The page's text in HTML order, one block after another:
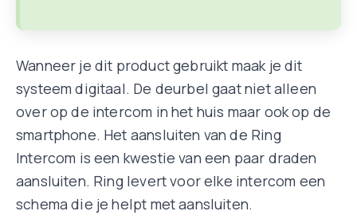
Wanneer je dit product gebruikt maak je dit
systeem digitaal. De deurbel gaat niet alleen
over op de intercom in het huis maar ook op de
smartphone. Het aansluiten van de Ring
Intercom is een kwestie van een paar draden
aansluiten. Ring levert voor elke intercom een
schema die je helpt met aansluiten.